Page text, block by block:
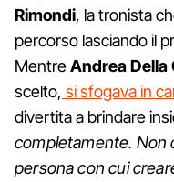
Rimondi, la tronista
percorso lasciando il
MentreAndrea Della
scelto, si sfogava in
divertita a brindare
completamente. Non
persona con cui